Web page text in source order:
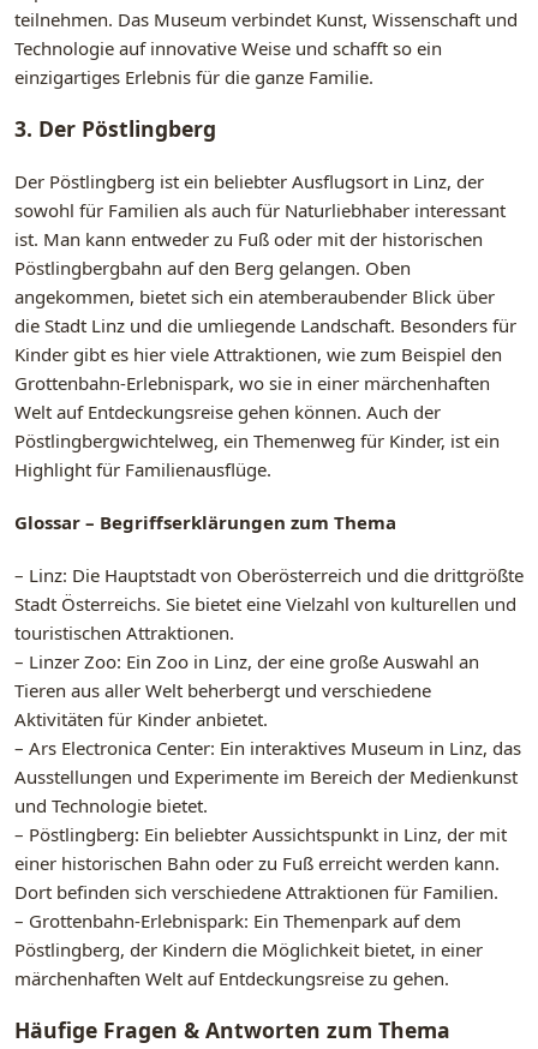
teilnehmen. Das Museum verbindet Kunst, Wissenschaft und
Technologie auf innovative Weise und schafft so ein
einzigartiges Erlebnis für die ganze Familie.
3. Der Pöstlingberg
Der Pöstlingberg ist ein beliebter Ausflugsort in Linz, der
sowohl für Familien als auch für Naturliebhaber interessant
ist. Man kann entweder zu Fuß oder mit der historischen
Pöstlingbergbahn auf den Berg gelangen. Oben
angekommen, bietet sich ein atemberaubender Blick über
die Stadt Linz und die umliegende Landschaft. Besonders für
Kinder gibt es hier viele Attraktionen, wie zum Beispiel den
Grottenbahn-Erlebnispark, wo sie in einer märchenhaften
Welt auf Entdeckungsreise gehen können. Auch der
Pöstlingbergwichtelweg, ein Themenweg für Kinder, ist ein
Highlight für Familienausflüge.
Glossar – Begriffserklärungen zum Thema
– Linz: Die Hauptstadt von Oberösterreich und die drittgrößte
Stadt Österreichs. Sie bietet eine Vielzahl von kulturellen und
touristischen Attraktionen.
– Linzer Zoo: Ein Zoo in Linz, der eine große Auswahl an
Tieren aus aller Welt beherbergt und verschiedene
Aktivitäten für Kinder anbietet.
– Ars Electronica Center: Ein interaktives Museum in Linz, das
Ausstellungen und Experimente im Bereich der Medienkunst
und Technologie bietet.
– Pöstlingberg: Ein beliebter Aussichtspunkt in Linz, der mit
einer historischen Bahn oder zu Fuß erreicht werden kann.
Dort befinden sich verschiedene Attraktionen für Familien.
– Grottenbahn-Erlebnispark: Ein Themenpark auf dem
Pöstlingberg, der Kindern die Möglichkeit bietet, in einer
märchenhaften Welt auf Entdeckungsreise zu gehen.
Häufige Fragen & Antworten zum Thema